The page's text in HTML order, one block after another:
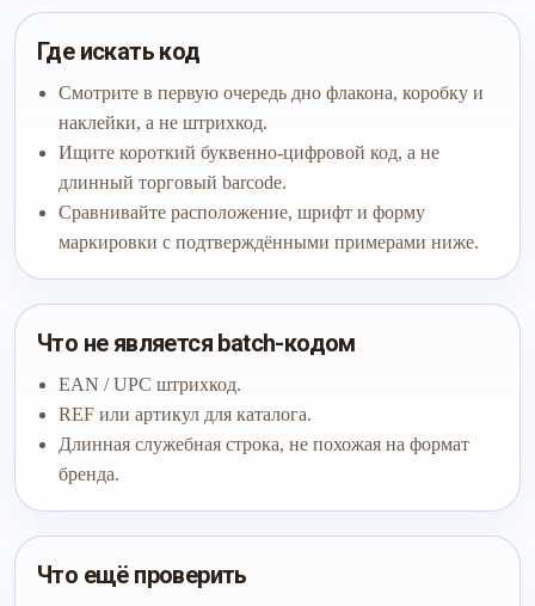
Где искать код
Смотрите в первую очередь дно флакона, коробку и
наклейки, а не штрихкод.
Ищите короткий буквенно-цифровой код, а не
длинный торговый barcode.
Сравнивайте расположение, шрифт и форму
маркировки с подтверждёнными примерами ниже.
Что не является batch-кодом
EAN / UPC штрихкод.
REF или артикул для каталога.
Длинная служебная строка, не похожая на формат
бренда.
Что ещё проверить